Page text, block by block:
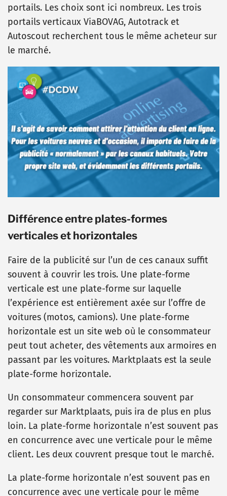
portails. Les choix sont ici nombreux. Les trois
portails verticaux ViaBOVAG, Autotrack et
Autoscout recherchent tous le même acheteur sur
le marché.
Différence entre plates-formes
verticales et horizontales
Faire de la publicité sur l’un de ces canaux suffit
souvent à couvrir les trois. Une plate-forme
verticale est une plate-forme sur laquelle
l’expérience est entièrement axée sur l’offre de
voitures (motos, camions). Une plate-forme
horizontale est un site web où le consommateur
peut tout acheter, des vêtements aux armoires en
passant par les voitures. Marktplaats est la seule
plate-forme horizontale.
Un consommateur commencera souvent par
regarder sur Marktplaats, puis ira de plus en plus
loin. La plate-forme horizontale n’est souvent pas
en concurrence avec une verticale pour le même
client. Les deux couvrent presque tout le marché.
La plate-forme horizontale n’est souvent pas en
concurrence avec une verticale pour le même